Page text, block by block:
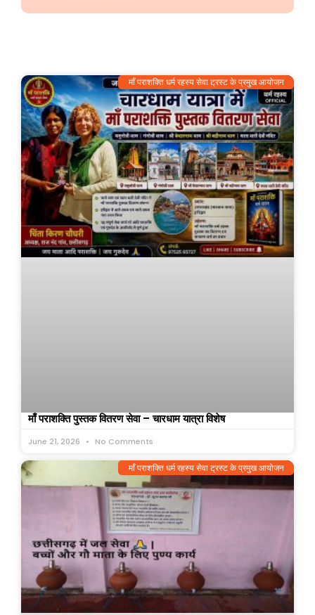
माँ पराशक्ति धर्म रहस्य सेवा ट्रस्ट के प्रमुख आयोजन
माँ पराशक्ति पुस्तक वितरण सेवा – चारधाम यात्रा विशेष
June 21, 2026 No Comments
माँ पराशक्ति धर्म रहस्य सेवा ट्रस्ट के प्रमुख आयोजन